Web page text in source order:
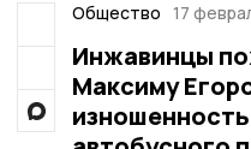
Общество 17
Инжавинцы
Максиму